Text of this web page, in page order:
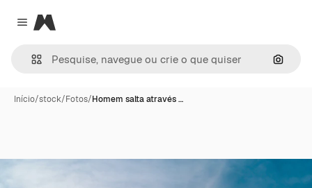
Close menu
Magnific
Início/stock/Fotos/Homem salta através …